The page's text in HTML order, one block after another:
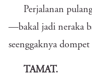
Perjalanan
—bakal jadi neraka
seenggaknya dompet
TAMAT.